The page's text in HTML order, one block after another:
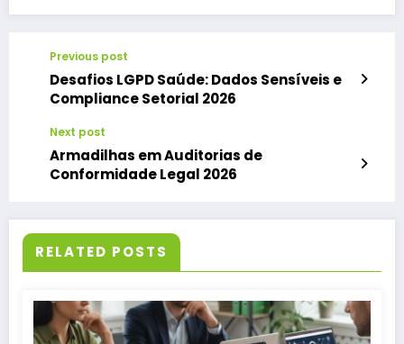
Previous post
Desafios LGPD Saúde: Dados Sensíveis e
Compliance Setorial 2026
Next post
Armadilhas em Auditorias de
Conformidade Legal 2026
RELATED POSTS